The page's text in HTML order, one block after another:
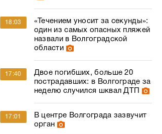
18:03
«Течением уносит за секунды»:
один из самых опасных пляжей
назвали в Волгоградской
области
17:40
Двое погибших, больше 20
пострадавших: в Волгограде за
неделю случился шквал ДТП
17:01
В центре Волгограда зазвучит
орган